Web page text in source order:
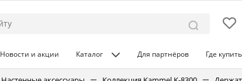
Новости и акции Каталог Для партнёров Где